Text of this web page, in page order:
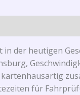
in der heutigen
für